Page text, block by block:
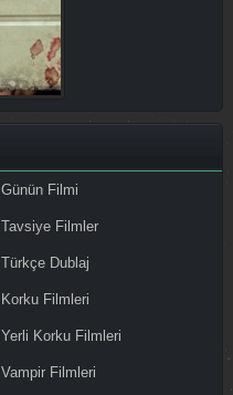
Günün Filmi
Tavsiye Filmler
Türkçe Dublaj
Korku Filmleri
Yerli Korku Filmleri
Vampir Filmleri